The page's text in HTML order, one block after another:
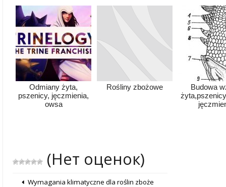
Odmiany żyta,
pszenicy, jęczmienia,
owsa
Rośliny zbożowe
Budowa
(Нет оценок)
Wymagania klimatyczne dla roślin zboże